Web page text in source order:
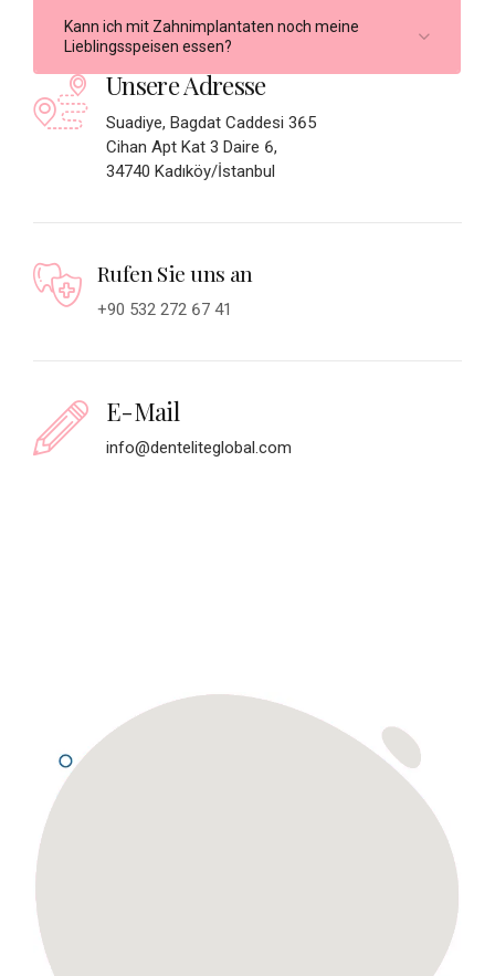
Kann ich mit Zahnimplantaten noch meine
Lieblingsspeisen essen?
Unsere Adresse
Suadiye, Bagdat Caddesi 365
Cihan Apt Kat 3 Daire 6,
34740 Kadıköy/İstanbul
Rufen Sie uns an
+90 532 272 67 41
E-Mail
info@denteliteglobal.com